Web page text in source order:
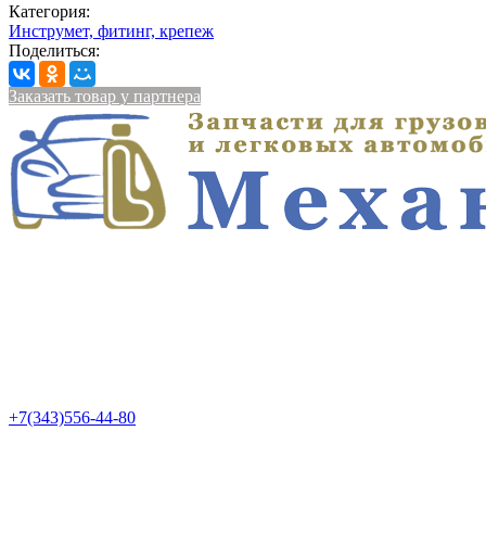
Категория:
Инструмет, фитинг, крепеж
Поделиться:
Заказать товар у партнера
+7(343)556-44-80